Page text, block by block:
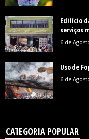
Edifício
serviços
6 de
Uso de
6 de
CATEGORIA POPULAR